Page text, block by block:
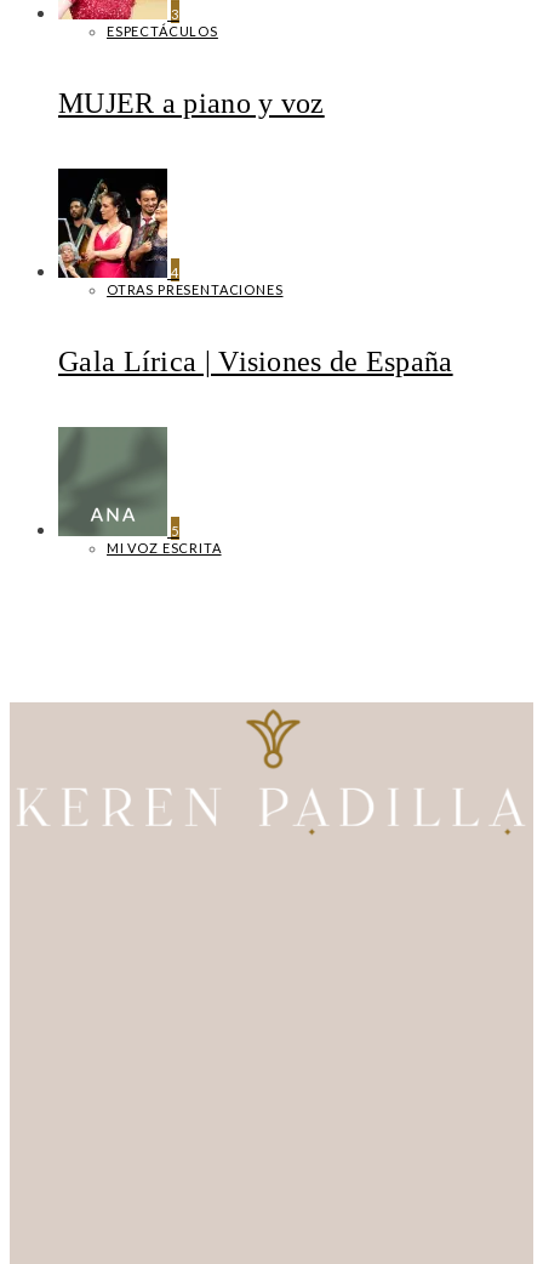
3
ESPECTÁCULOS
MUJER a piano y voz
4
OTRAS PRESENTACIONES
Gala Lírica | Visiones de España
5
MI VOZ ESCRITA